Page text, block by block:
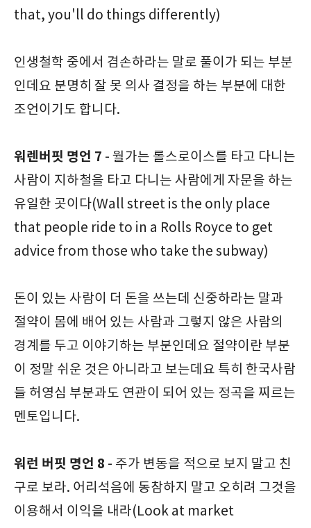
that, you'll do things differently)
인생철학 중에서 겸손하라는 말로 풀이가 되는 부분
인데요 분명히 잘 못 의사 결정을 하는 부분에 대한
조언이기도 합니다.
워렌버핏 명언 7 - 월가는 롤스로이스를 타고 다니는
사람이 지하철을 타고 다니는 사람에게 자문을 하는
유일한 곳이다(Wall street is the only place
that people ride to in a Rolls Royce to get
advice from those who take the subway)
돈이 있는 사람이 더 돈을 쓰는데 신중하라는 말과
절약이 몸에 배어 있는 사람과 그렇지 않은 사람의
경계를 두고 이야기하는 부분인데요 절약이란 부분
이 정말 쉬운 것은 아니라고 보는데요 특히 한국사람
들 허영심 부분과도 연관이 되어 있는 정곡을 찌르는
멘토입니다.
워런 버핏 명언 8 - 주가 변동을 적으로 보지 말고 친
구로 보라. 어리석음에 동참하지 말고 오히려 그것을
이용해서 이익을 내라(Look at market